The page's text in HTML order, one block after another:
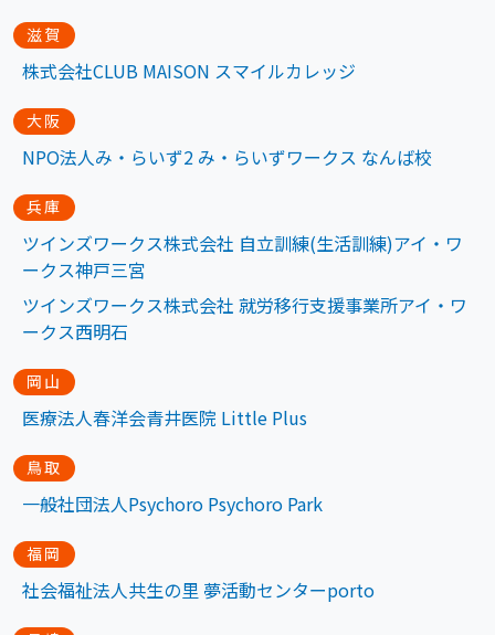
滋賀
株式会社CLUB MAISON スマイルカレッジ
大阪
NPO法人み・らいず2 み・らいずワークス なんば校
兵庫
ツインズワークス株式会社 自立訓練(生活訓練)アイ・ワ
ークス神戸三宮
ツインズワークス株式会社 就労移行支援事業所アイ・ワ
ークス西明石
岡山
医療法人春洋会青井医院 Little Plus
鳥取
一般社団法人Psychoro Psychoro Park
福岡
社会福祉法人共生の里 夢活動センターporto